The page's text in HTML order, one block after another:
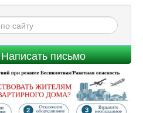
Написать письмо